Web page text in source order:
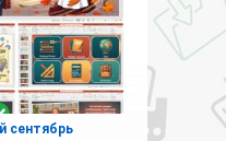
сентябрь